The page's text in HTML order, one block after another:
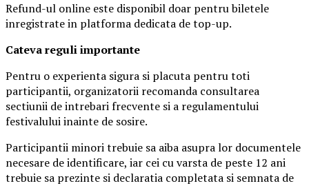
Refund-ul online este disponibil doar pentru biletele
inregistrate in platforma dedicata de top-up.
Cateva reguli importante
Pentru o experienta sigura si placuta pentru toti
participantii, organizatorii recomanda consultarea
sectiunii de intrebari frecvente si a regulamentului
festivalului inainte de sosire.
Participantii minori trebuie sa aiba asupra lor documentele
necesare de identificare, iar cei cu varsta de peste 12 ani
trebuie sa prezinte si declaratia completata si semnata de